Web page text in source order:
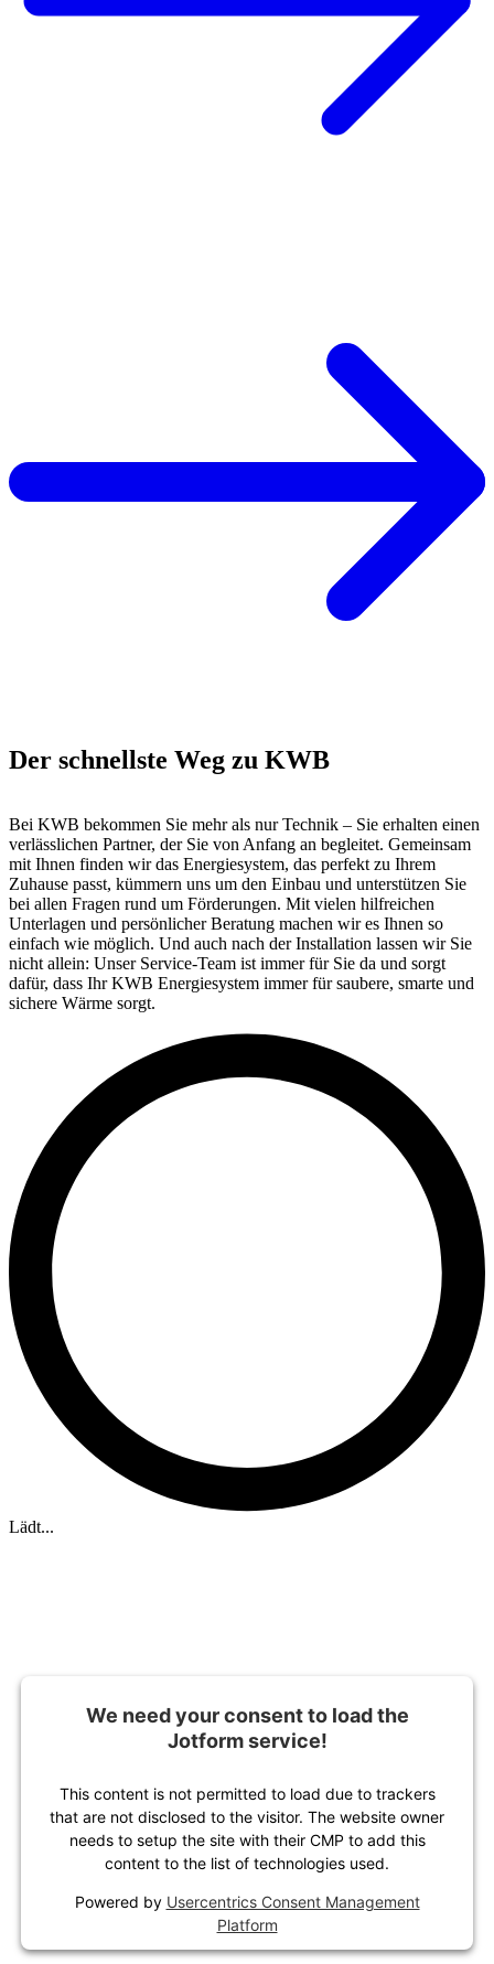
Der schnellste Weg zu KWB
Bei KWB bekommen Sie mehr als nur Technik – Sie erhalten einen
verlässlichen Partner, der Sie von Anfang an begleitet. Gemeinsam
mit Ihnen finden wir das Energiesystem, das perfekt zu Ihrem
Zuhause passt, kümmern uns um den Einbau und unterstützen Sie
bei allen Fragen rund um Förderungen. Mit vielen hilfreichen
Unterlagen und persönlicher Beratung machen wir es Ihnen so
einfach wie möglich. Und auch nach der Installation lassen wir Sie
nicht allein: Unser Service-Team ist immer für Sie da und sorgt
dafür, dass Ihr KWB Energiesystem immer für saubere, smarte und
sichere Wärme sorgt.
Lädt...
We need your consent to load the
Jotform service!
This content is not permitted to load due to trackers
that are not disclosed to the visitor. The website owner
needs to setup the site with their CMP to add this
content to the list of technologies used.
Powered by Usercentrics Consent Management
Platform